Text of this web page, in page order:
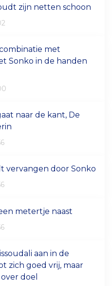
zijn netten schoon
met
Sonko in de handen
naar de kant, De
vervangen door Sonko
metertje naast
aan in de
zich goed vrij, maar
doel